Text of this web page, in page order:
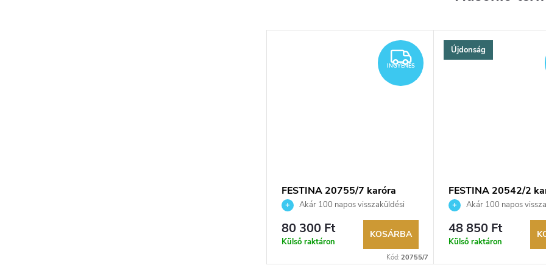
INGYENES
INGYENES
FESTINA 20755/7 karóra
Akár 100 napos visszaküldési
lehetőség. Hivatalos márkakereskedő.
80 300 Ft
Külső raktáron
KOSÁRBA
Kód: 20755/7
Újdonság
FESTINA 20542/2
Akár 100 napos
lehetőség. Hivatalos
48 850 Ft
Külső raktáron